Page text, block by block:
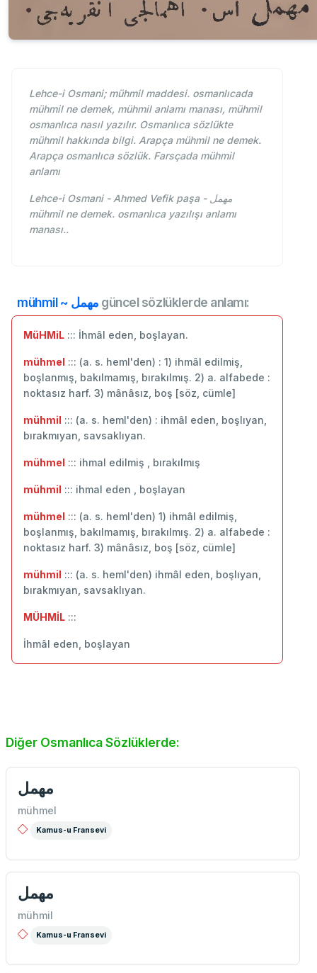
Lehce-i Osmani; mühmil maddesi. osmanlıcada
mühmil ne demek, mühmil anlamı manası, mühmil
osmanlıca nasıl yazılır. Osmanlıca sözlükte
mühmil hakkında bilgi. Arapça mühmil ne demek.
Arapça osmanlıca sözlük. Farsçada mühmil
anlamı
Lehce-i Osmani - Ahmed Vefik paşa - مهمل
mühmil ne demek. osmanlıca yazılışı anlamı
manası..
mühmil ~ مهمل güncel sözlüklerde anlamı:
MüHMiL ::: İhmâl eden, boşlayan.
mühmel ::: (a. s. heml'den) : 1) ihmâl edilmiş,
boşlanmış, bakılmamış, bırakılmış. 2) a. alfabede :
noktasız harf. 3) mânâsız, boş [söz, cümle]
mühmil ::: (a. s. heml'den) : ihmâl eden, boşlıyan,
bırakmıyan, savsaklıyan.
mühmel ::: ihmal edilmiş , bırakılmış
mühmil ::: ihmal eden , boşlayan
mühmel ::: (a. s. heml'den) 1) ihmâl edilmiş,
boşlanmış, bakılmamış, bırakılmış. 2) a. alfabede :
noktasız harf. 3) mânâsız, boş [söz, cümle]
mühmil ::: (a. s. heml'den) ihmâl eden, boşlıyan,
bırakmıyan, savsaklıyan.
MÜHMİL :::
İhmâl eden, boşlayan
Diğer Osmanlıca Sözlüklerde:
مهمل
mühmel
Kamus-u Fransevi
مهمل
mühmil
Kamus-u Fransevi